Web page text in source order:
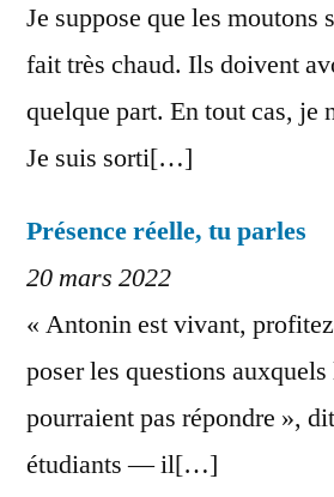
Je suppose que les moutons
fait très chaud. Ils doivent
quelque part. En tout cas, je
Je suis sorti[…]
Présence réelle, tu parles
20 mars 2022
« Antonin est vivant,
poser les questions auxquels
pourraient pas répondre »,
étudiants — il[…]